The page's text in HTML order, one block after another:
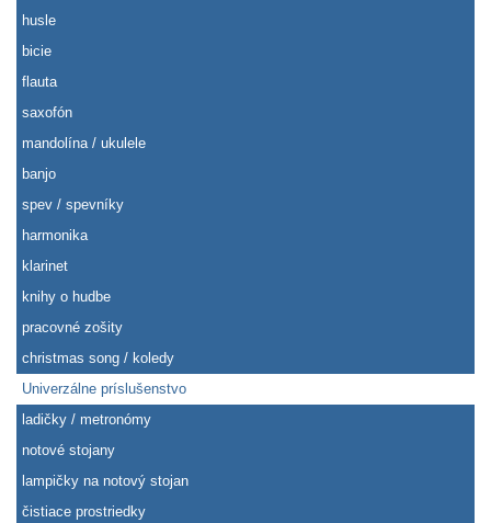
husle
bicie
flauta
saxofón
mandolína / ukulele
banjo
spev / spevníky
harmonika
klarinet
knihy o hudbe
pracovné zošity
christmas song / koledy
Univerzálne príslušenstvo
ladičky / metronómy
notové stojany
lampičky na notový stojan
čistiace prostriedky